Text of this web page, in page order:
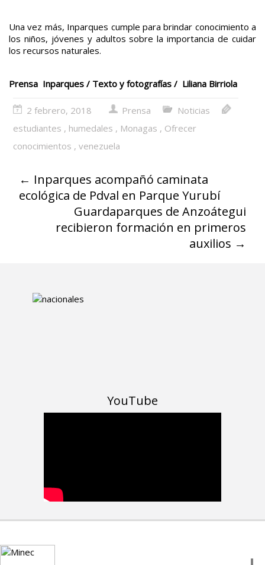
Una vez más, Inparques cumple para brindar conocimiento a
los niños, jóvenes y adultos sobre la importancia de cuidar
los recursos naturales.
Prensa Inparques / Texto y fotografías / Liliana Birriola
2 febrero, 2018 Prensa
Noticias
estudiantes , humedales , Monagas , Ofrecer
conocimientos ,venezuela
← Inparques acompañó caminata
ecológica de Pdval en Parque Yurubí
Guardaparques de Anzoátegui
recibieron formación en primeros
auxilios →
YouTube